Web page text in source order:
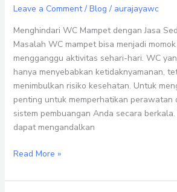
Leave a Comment / Blog / aurajayawc
Menghindari WC Mampet dengan Jasa
Masalah WC mampet bisa menjadi
mengganggu aktivitas sehari-hari. WC
hanya menyebabkan ketidaknyamanan,
menimbulkan risiko kesehatan. Untuk
penting untuk memperhatikan perawatan
sistem pembuangan Anda secara
dapat mengandalkan
dengan
Sedot
WC
di
Jati
Blora
Read More »